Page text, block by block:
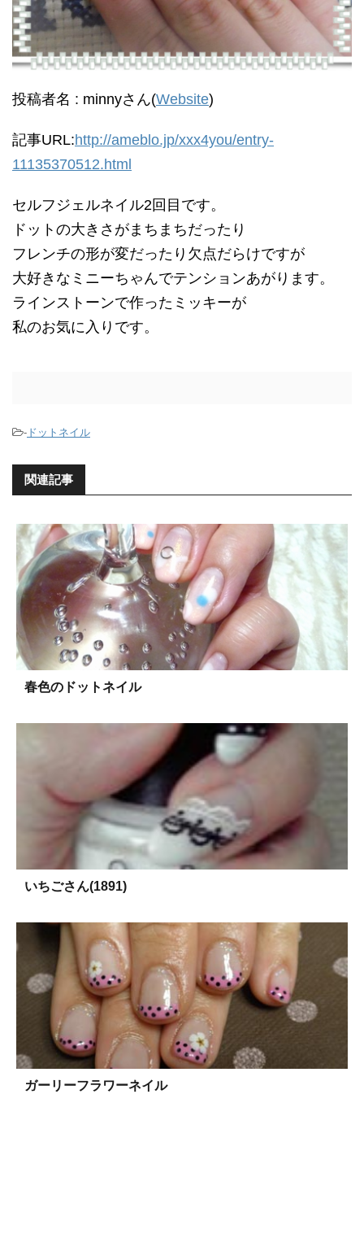
投稿者名 : minnyさん(Website)
記事URL:http://ameblo.jp/xxx4you/entry-
11135370512.html
セルフジェルネイル2回目です。
ドットの大きさがまちまちだったり
フレンチの形が変だったり欠点だらけですが
大好きなミニーちゃんでテンションあがります。
ラインストーンで作ったミッキーが
私のお気に入りです。
- ドットネイル
関連記事
春色のドットネイル
いちごさん(1891)
ガーリーフラワーネイル